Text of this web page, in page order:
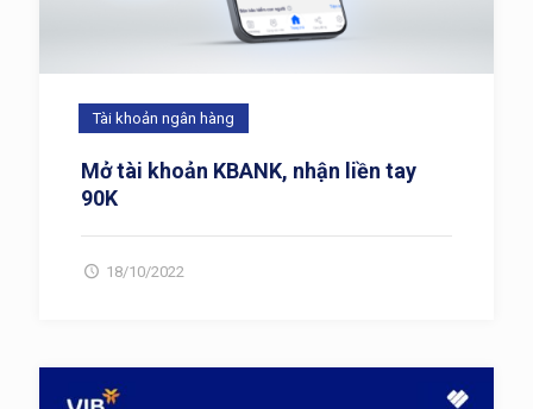
Tài khoản ngân hàng
Mở tài khoản KBANK, nhận liền tay
90K
18/10/2022